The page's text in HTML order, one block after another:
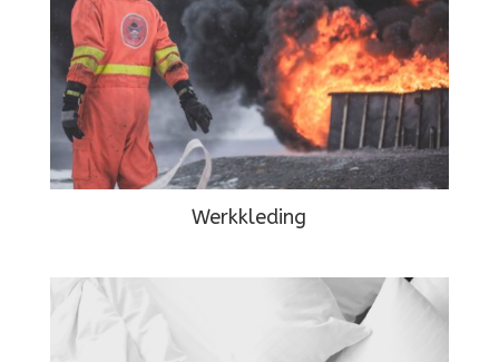
Werkkleding